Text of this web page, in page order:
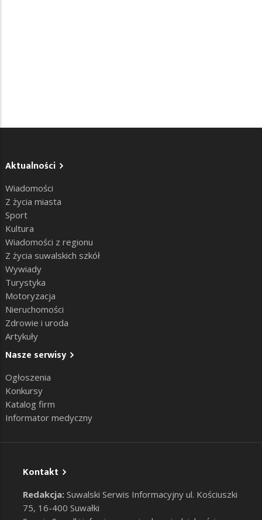
Aktualności
Wiadomości
Z życia miasta
Sport
Kultura
Wiadomości z regionu
Z życia suwalskich szkół
Wywiady
Turystyka
Motoryzacja
Nieruchomości
Zdrowie i uroda
Artykuły
Nasze serwisy
Ogłoszenia
Konkursy
Katalog firm
Informator medyczny
Kontakt
Redakcja: Suwalski Serwis Informacyjny ul. Kościuszki
75, 16-400 Suwałki